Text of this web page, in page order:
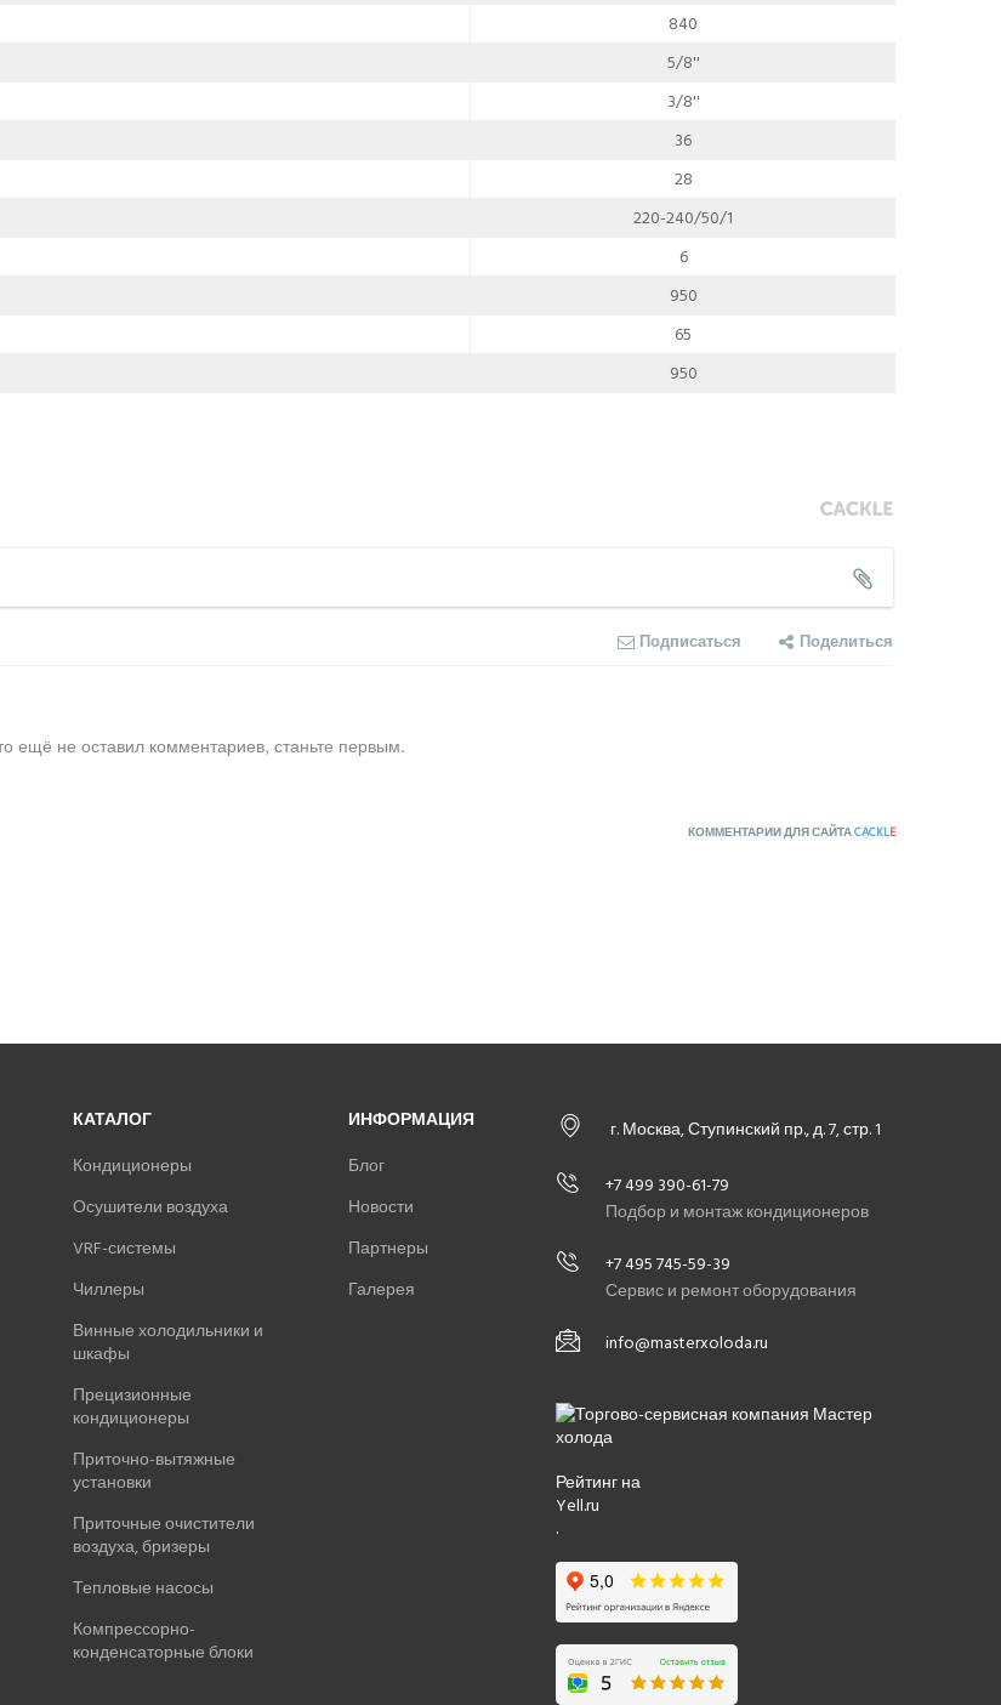
840
5/8''
3/8''
36
28
220-240/50/1
6
950
65
950
Подписаться Поделиться
ещё не оставил комментариев, станьте первым.
КОММЕНТАРИИ ДЛЯ САЙТАCACKLE
КАТАЛОГ
Кондиционеры
Осушители воздуха
VRF-системы
Чиллеры
Винные холодильники и
шкафы
Прецизионные
кондиционеры
Приточно-вытяжные
установки
Приточные очистители
воздуха, бризеры
Тепловые насосы
Компрессорно-
конденсаторные блоки
ИНФОРМАЦИЯ
Блог
Новости
Партнеры
Галерея
г. Москва, Ступинский пр., д. 7, стр. 1
+7 499 390-61-79
Подбор и монтаж кондиционеров
+7 495 745-59-39
Сервис и ремонт оборудования
info@masterxoloda.ru
Рейтинг на
Yell.ru
.